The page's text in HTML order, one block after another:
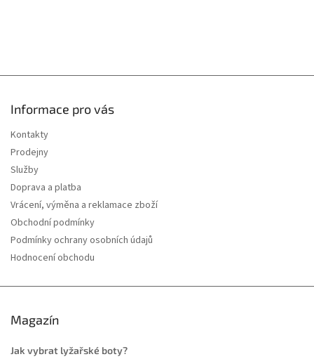
Informace pro vás
Kontakty
Prodejny
Služby
Doprava a platba
Vrácení, výměna a reklamace zboží
Obchodní podmínky
Podmínky ochrany osobních údajů
Hodnocení obchodu
Magazín
Jak vybrat lyžařské boty?